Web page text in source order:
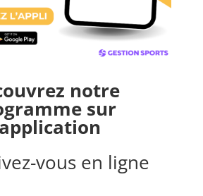
notre
sur
vous en ligne